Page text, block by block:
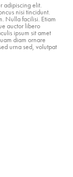
adipiscing elit.
nisi tincidunt.
Nulla facilisi. Etiam
auctor libero
ipsum sit amet
diam ornare
urna sed, volutpat